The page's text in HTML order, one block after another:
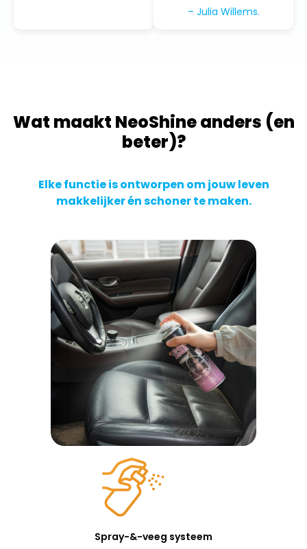
– Julia Willems.
Wat maakt NeoShine anders (en
beter)?
Elke functie is ontworpen om jouw leven
makkelijker én schoner te maken.
Spray-&-veeg systeem